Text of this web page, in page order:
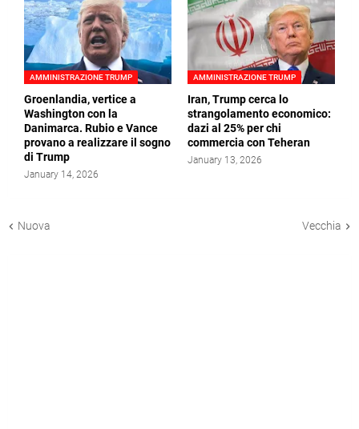
AMMINISTRAZIONE TRUMP
Groenlandia, vertice a
Washington con la
Danimarca. Rubio e Vance
provano a realizzare il sogno
di Trump
January 14, 2026
AMMINISTRAZIONE TRUMP
Iran, Trump cerca lo
strangolamento economico:
dazi al 25% per chi
commercia con Teheran
January 13, 2026
Nuova Vecchia